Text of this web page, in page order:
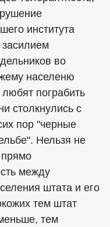
института
засилием
во
населеню
пограбить
столкнулись с
пор "черные
Нельзя не
прямо
между
штата и его
тем штат
тем